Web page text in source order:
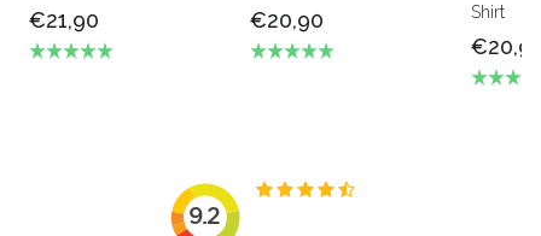
€21,90 €20,90
Shirt